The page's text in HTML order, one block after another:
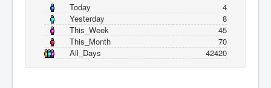
Today
4
Yesterday
8
This_Week
45
This_Month
70
All_Days
42420